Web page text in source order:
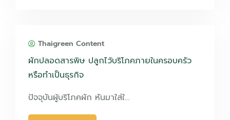
Thaigreen Content
ผักปลอดสารพิษ ปลูกไว้บริโภคภายในครอบครัว
หรือทำเป็นธุรกิจ
ปัจจุบันผู้บริโภคผัก หันมาใส่ใ…